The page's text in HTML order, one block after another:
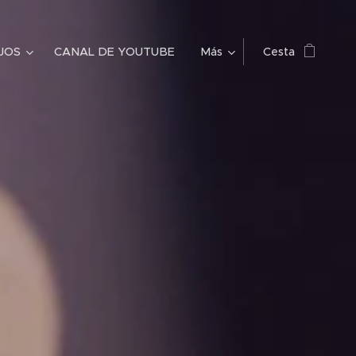
CANAL DE YOUTUBE Más Cesta